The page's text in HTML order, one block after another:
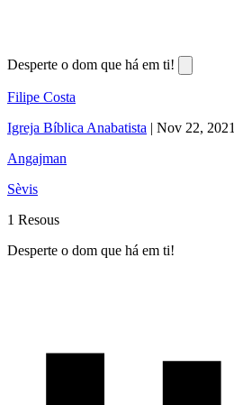
Desperte o dom que há em ti!
Filipe Costa
Igreja Bíblica Anabatista | Nov 22, 2021
Angajman
Sèvis
1 Resous
Desperte o dom que há em ti!